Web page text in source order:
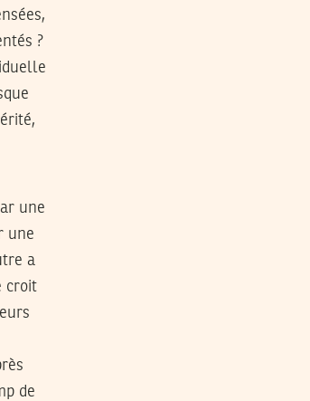
?
une
une
a
croit
de